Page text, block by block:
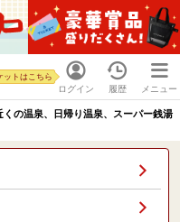
ログイン
ットはこちら
履歴 メニュー
の温泉、日帰り温泉、スーパー銭湯